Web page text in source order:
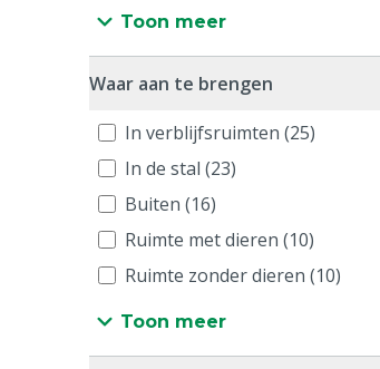
Toon meer
Waar aan te brengen
In verblijfsruimten (25)
In de stal (23)
Buiten (16)
Ruimte met dieren (10)
Ruimte zonder dieren (10)
Toon meer